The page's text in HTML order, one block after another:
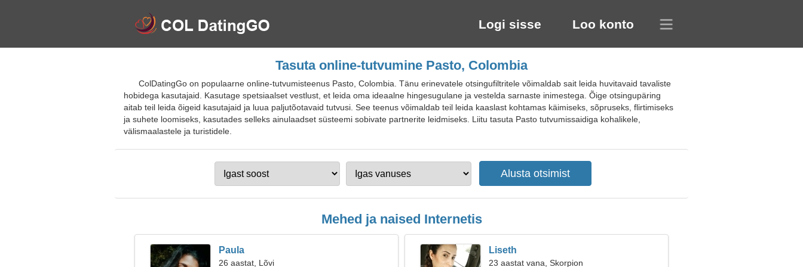
Logi sisse Loo konto
Tasuta online-tutvumine Pasto, Colombia
ColDatingGo on populaarne online-tutvumisteenus Pasto, Colombia. Tänu erinevatele otsingufiltritele võimaldab sait leida huvitavaid tavaliste
hobidega kasutajaid. Kasutage spetsiaalset vestlust, et leida oma ideaalne hingesugulane ja vestelda sarnaste inimestega. Õige otsingupäring
aitab teil leida õigeid kasutajaid ja luua paljutõotavaid tutvusi. See teenus võimaldab teil leida kaaslast kohtamas käimiseks, sõpruseks, flirtimiseks
ja suhete loomiseks, kasutades selleks ainulaadset süsteemi sobivate partnerite leidmiseks. Liitu tasuta Pasto tutvumissaidiga kohalikele,
välismaalastele ja turistidele.
Mehed ja naised Internetis
Paula
26 aastat, Lõvi
Liseth
23 aastat vana, Skorpion